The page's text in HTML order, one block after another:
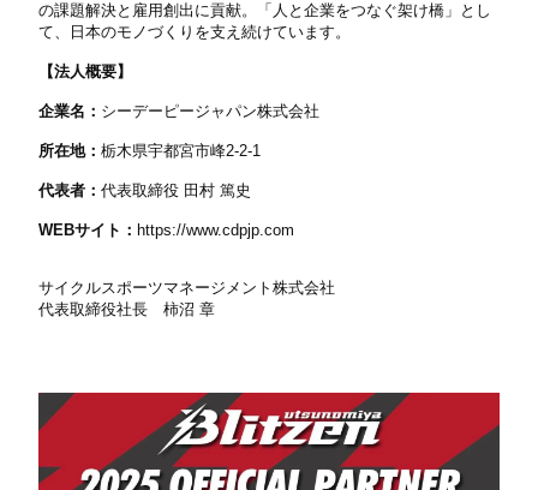
の課題解決と雇用創出に貢献。「人と企業をつなぐ架け橋」とし
て、日本のモノづくりを支え続けています。
【法人概要】
企業名： シーデーピージャパン株式会社
所在地：栃木県宇都宮市峰2-2-1
代表者：代表取締役 田村 篤史
WEBサイト： https://www.cdpjp.com
サイクルスポーツマネージメント株式会社
代表取締役社長 柿沼 章